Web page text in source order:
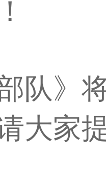
队》
大家